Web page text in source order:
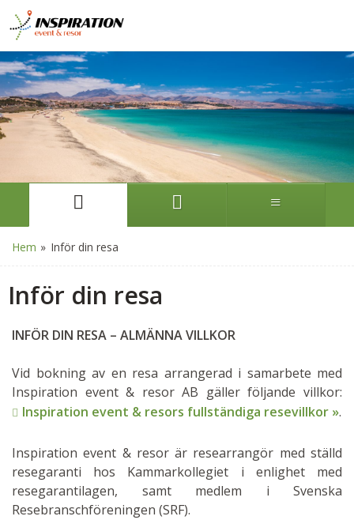
Hem » Inför din resa
Inför din resa
INFÖR DIN RESA – ALMÄNNA VILLKOR
Vid bokning av en resa arrangerad i samarbete med
Inspiration event & resor AB gäller följande villkor:
Inspiration event & resors fullständiga resevillkor ».
Inspiration event & resor är researrangör med ställd
resegaranti hos Kammarkollegiet i enlighet med
resegarantilagen, samt medlem i Svenska
Resebranschföreningen (SRF).